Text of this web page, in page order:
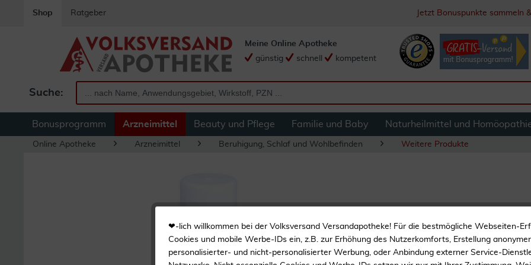
Shop Ratgeber Jetzt Bonuspunkte sammeln
Suche:
Meine Online Apotheke
günstig
schnell kompetent
Bonusprogramm Arzneimittel Beauty und Pflege Familie und Baby Naturheilmittel und
Online Apotheke Arzneimittel Beruhigung, Schlaf und Wohlbefinden Weitere Produkte
Unterstützend zur
❤-lich willkommen bei der Volksversand Versandapotheke! Für die bestmögliche Webseiten-
Cookies und mobile Werbe-IDs ein, z.B. zur Erhöhung des Nutzerkomforts, Erstellung
personalisierter- und nicht-personalisierter Werbung, oder Anbindung externer Service-